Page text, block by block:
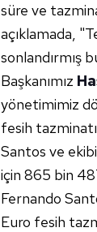
süre ve
açıklamada,
sonlandırmış
Başkanımız
yönetimimiz
fesih
Santos ve
için 865 bin
Fernando
Euro fesih